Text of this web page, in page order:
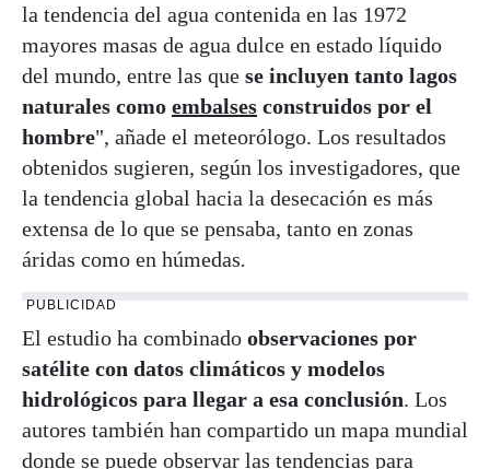
la tendencia del agua contenida en las 1972
mayores masas de agua dulce en estado líquido
del mundo, entre las que se incluyen tanto lagos
naturales como embalses construidos por el
hombre", añade el meteorólogo. Los resultados
obtenidos sugieren, según los investigadores, que
la tendencia global hacia la desecación es más
extensa de lo que se pensaba, tanto en zonas
áridas como en húmedas.
PUBLICIDAD
El estudio ha combinado observaciones por
satélite con datos climáticos y modelos
hidrológicos para llegar a esa conclusión. Los
autores también han compartido un mapa mundial
donde se puede observar las tendencias para